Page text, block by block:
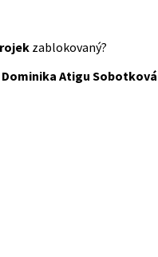
zablokovaný?
Dominika Atigu Sobotková